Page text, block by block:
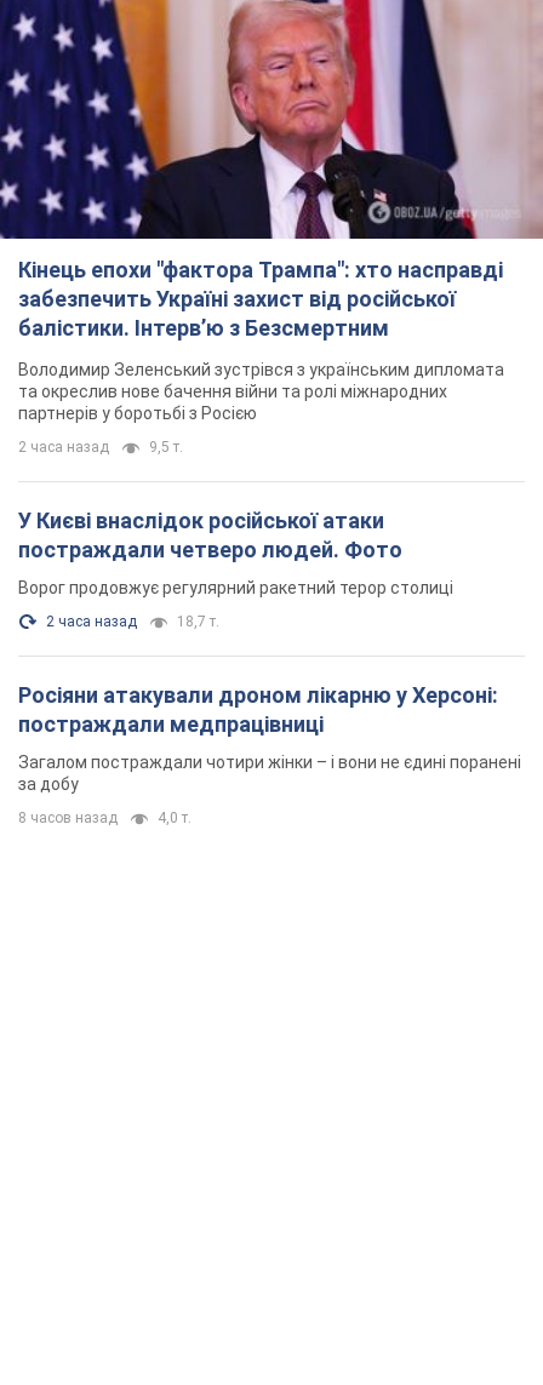
Кінець епохи "фактора Трампа": хто насправді
забезпечить Україні захист від російської
балістики. Інтерв’ю з Безсмертним
Володимир Зеленський зустрівся з українським дипломата
та окреслив нове бачення війни та ролі міжнародних
партнерів у боротьбі з Росією
2 часа назад 9,5 т.
У Києві внаслідок російської атаки
постраждали четверо людей. Фото
Ворог продовжує регулярний ракетний терор столиці
2 часа назад 18,7 т.
Росіяни атакували дроном лікарню у Херсоні:
постраждали медпрацівниці
Загалом постраждали чотири жінки – і вони не єдині поранені
за добу
8 часов назад 4,0 т.